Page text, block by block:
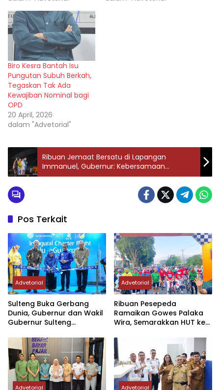
Biro Kesra Bantah Isu
Pungutan Subuh Berkah,
Tegaskan Tak Ada
Kewajiban Nominal bagi
OPD
20 April, 2026
dalam "Advetorial"
Ribuan Jemaat Bersatu di Lapangan
Immanuel, Gubernur: Kebersamaan
Kekuatan Hadapi Musibah
Pos Terkait
Advetorial
Sulteng Buka Gerbang
Dunia, Gubernur dan Wakil
Gubernur Sulteng
Perdana Internasional
Palu-Guangzhou
Advetorial
Ribuan Pesepeda
Ramaikan Gowes Palaka
Wira, Semarakkan HUT ke-1
Advetorial Advetorial